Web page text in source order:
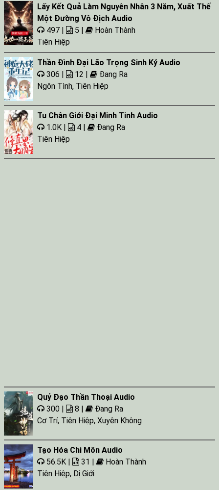
Tap 027Lấy Kết Quả Làm Nguyên Nhân 3 Năm, Xuất Thế
Một Đường Vô Địch Audio
497 |
5 |
Hoàn Thành
Tiên Hiệp
Thần Đình Đại Lão Trọng Sinh Ký Audio
306 |
12 |
Đang Ra
Ngôn Tình, Tiên Hiệp
Tu Chân Giới Đại Minh Tinh Audio
1.0K |
4 |
Đang Ra
Tiên Hiệp
Quỷ Đạo Thần Thoại Audio
300 |
8 |
Đang Ra
Cơ Trí, Tiên Hiệp, Xuyên Không
Tạo Hóa Chi Môn Audio
56.5K |
31 |
Hoàn Thành
Tiên Hiệp, Dị Giới